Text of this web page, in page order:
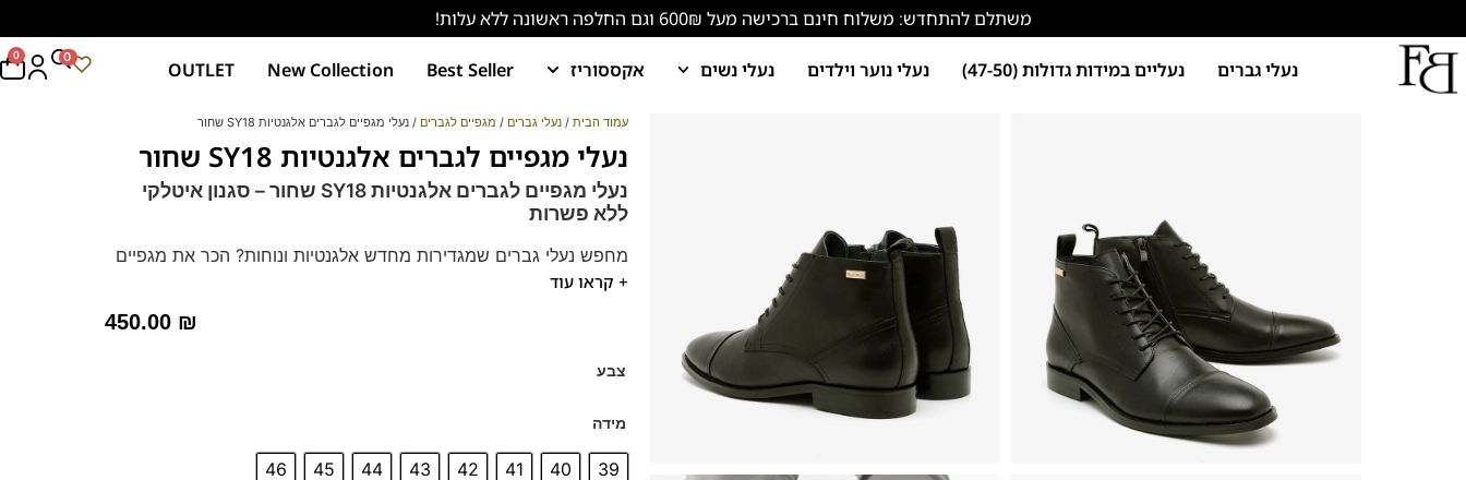
משתלם להתחדש: משלוח חינם ברכישה מעל 600₪ וגם החלפה ראשונה ללא עלות!
נעלי גברים נעליים במידות גדולות (47-50) נעלי נוער וילדים נעלי נשים אקססוריז Best Seller
New Collection
OUTLET
0 0
עמוד הבית / נעלי גברים / מגפיים לגברים / נעלי מגפיים לגברים אלגנטיות SY18 שחור
נעלי מגפיים לגברים אלגנטיות SY18 שחור
נעלי מגפיים לגברים אלגנטיות SY18 שחור – סגנון איטלקי
ללא פשרות
מחפש נעלי גברים שמגדירות מחדש אלגנטיות ונוחות? הכר את מגפיים
+ קראו עוד
450.00 ₪
צבע
מידה
39
40
41
42
43
44
45
46